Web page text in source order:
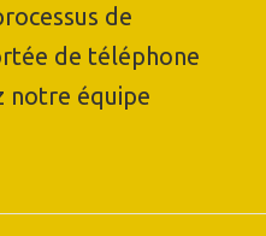
de
de téléphone
notre équipe